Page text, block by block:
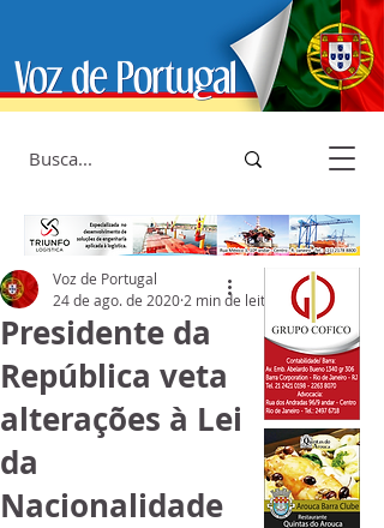
Presidente da
República veta
alterações à Lei
da
Nacionalidade
Voz de Portugal
24 de ago. de 2020 2 min de leitura